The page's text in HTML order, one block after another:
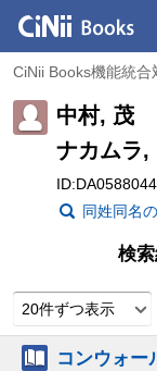
CiNii Books機能統合
中村, 茂
ナカムラ,
同姓同名
検
20件ずつ表示
コンウォー